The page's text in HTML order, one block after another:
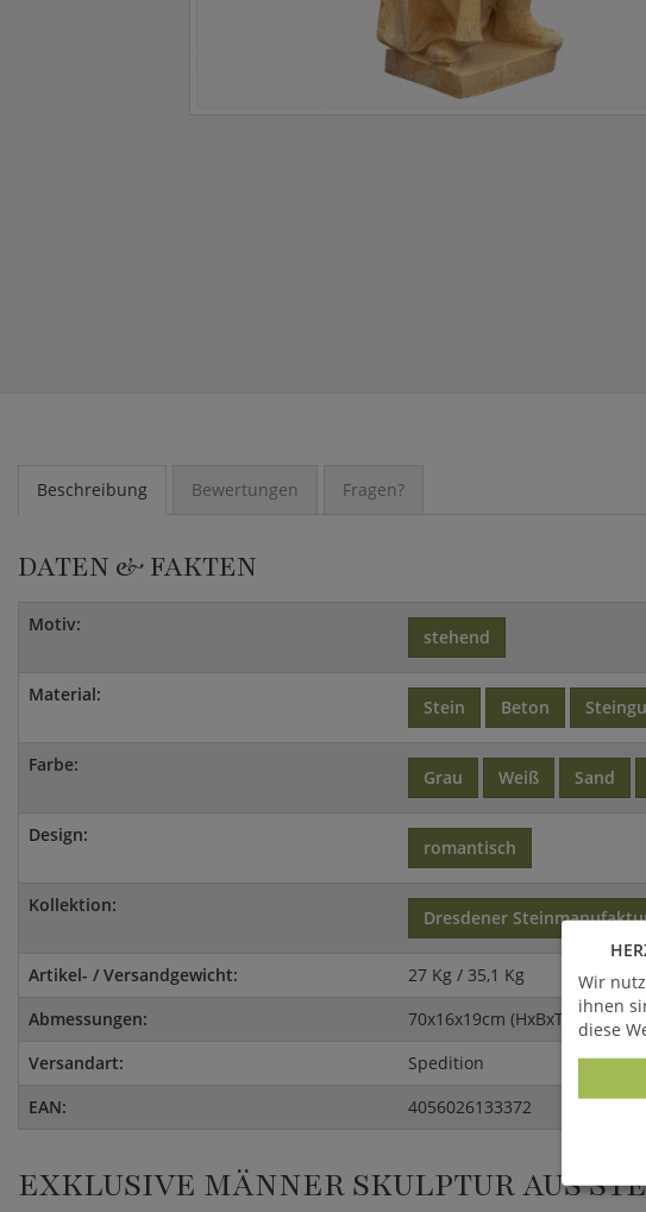
Beschreibung Bewertungen Fragen?
DATEN & FAKTEN
Motiv:
stehend
Material:
Stein Beton
Farbe:
Grau Weiß Sand
Design:
romantisch
Kollektion:
Dresdener
Artikel- / Versandgewicht:
27 Kg / 35,1 Kg
Abmessungen:
70x16x19cm (HxBxT)
Versandart:
Spedition
EAN:
4056026133372
EXKLUSIVE MÄNNER SKULPTUR AUS
Wir
ihnen
diese